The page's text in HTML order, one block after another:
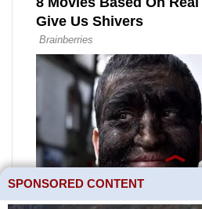
SPONSORED CONTENT